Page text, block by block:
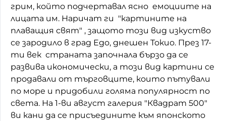
грим, който подчертавал ясно емоциите на
лицата им. Наричат ги "картините на
плаващия свят" , защото този вид изкуство
се зародило в град Едо, днешен Токио. През 17-
ти век страната започнала бързо да се
развива икономически, а този вид картини се
продавали от търговците, които пътували
по море и придобили голяма популярност по
света. На 1-ви август галерия "Квадрат 500"
ви кани да се присъедините към японското